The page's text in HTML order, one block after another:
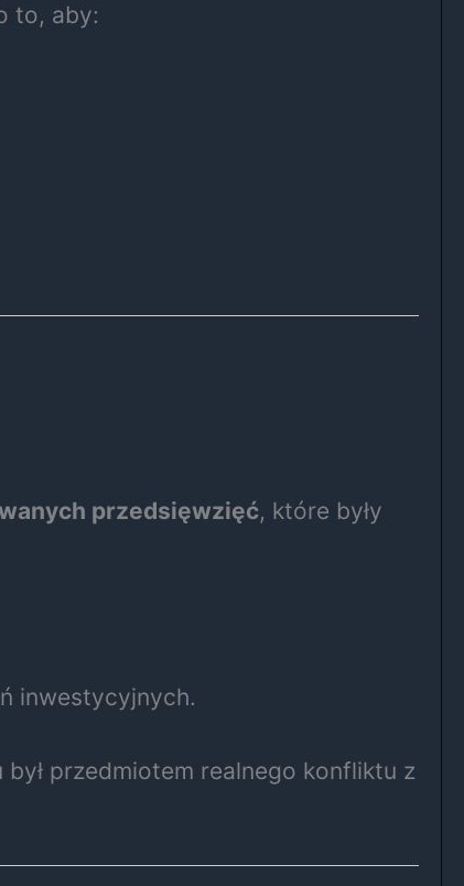
to, aby:
przedsięwzięć, które były
inwestycyjnych.
przedmiotem realnego konfliktu z